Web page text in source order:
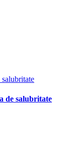
de salubritate